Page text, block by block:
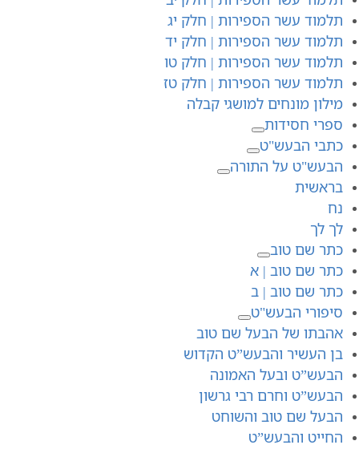
תלמוד עשר הספירות | חלק יג
תלמוד עשר הספירות | חלק יד
תלמוד עשר הספירות | חלק טו
תלמוד עשר הספירות | חלק טז
מילון מונחים למושגי קבלה
ספרי חסידות
כתבי הבעש"ט
הבעש"ט על התורה
בראשית
נח
לך לך
כתר שם טוב
כתר שם טוב | א
כתר שם טוב | ב
סיפורי הבעש"ט
אהבתו של הבעל שם טוב
בן העשיר והבעש”ט הקדוש
הבעש”ט ובעל האמונה
הבעש”ט וחרם רבי גרשון
הבעל שם טוב והשוחט
החייט והבעש”ט